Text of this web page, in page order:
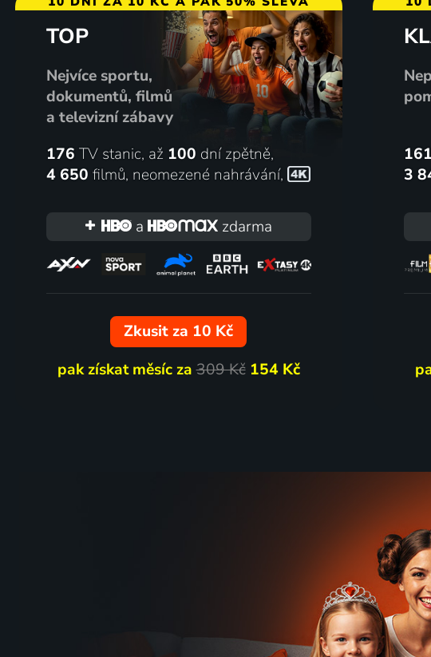
TOP
Nejvíce sportu,
dokumentů, filmů
a televizní zábavy
176 TV stanic, až 100 dní zpětně,
4 650 filmů, neomezené nahrávání,
a zdarma
Zkusit za 10 Kč
pak získat měsíc za309 Kč 154 Kč
161
3